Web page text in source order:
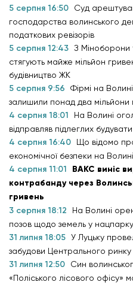
5 серпня 16:50
Суд
господарства волинського
податкових ревізорів
5 серпня 12:43 З Міноборони
стягують майже мільйон
будівництво ЖК
5 серпня 9:56
Фірмі на
залишили понад два мільйони
4 серпня 18:01
На Волині
відправляв підлеглих
4 серпня 16:40
Що відомо
економічної безпеки на Волині
4 серпня 11:01
ВАКС виніс
контрабанду через
гривень
3 серпня 18:12
На Волині
позов щодо земель у нацпарку
31 липня 18:05 У Луцьку
забудови Центрального ринку
31 липня 12:50
Син
«Поліського лісового офісу»